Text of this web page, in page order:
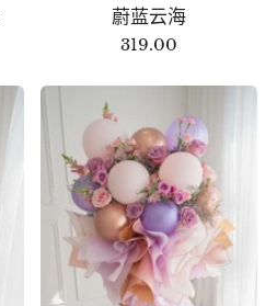
蔚蓝云海
319.00